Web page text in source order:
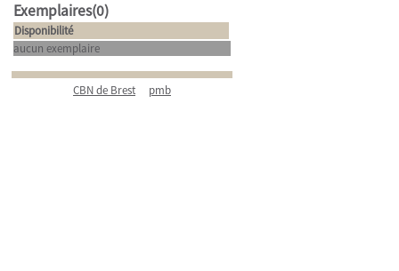
Exemplaires(0)
Disponibilité
aucun exemplaire
CBN de Brest pmb